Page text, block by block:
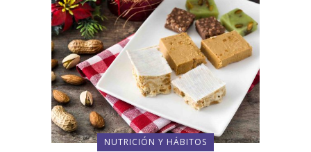
NUTRICIÓN Y HÁBITOS